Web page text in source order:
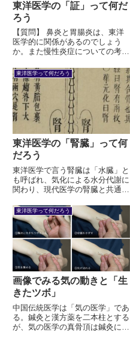
東洋医学の「証」って何だ
ろう
【質問】 鼻炎と胃腸炎は、東洋
医学的に関係があるのでしょう
か。また慢性炎症についての考え
ご質問にお答えしつつ、東洋医学
の基本である「証」とは何かを説
明します。
東洋医学って何だろう
東洋医学の「腎臓」って何
だろう
東洋医学で言う腎臓は「水臓」と
も呼ばれ、気化による水分代謝に
関わり、現代医学の腎臓と共通す
部分も多く、精・火・水を蔵する
とされ、生命の根本という位置づ
けがされています。
東洋医学って何だろう
画像でみる気の動きと「生
きたツボ」
中国伝統医学は「気の医学」であ
る。鍼灸と漢方薬を二本柱とする
が、気の医学の真骨頂は鍼灸にあ